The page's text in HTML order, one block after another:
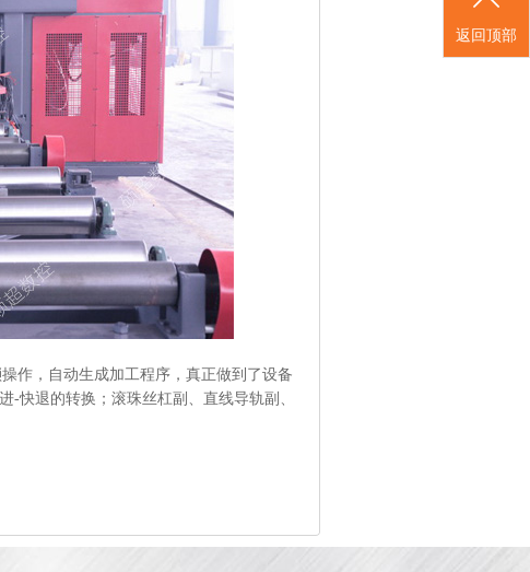
作，自动生成加工程序，真正做到了设备
-快退的转换；滚珠丝杠副、直线导轨副、
返回顶部